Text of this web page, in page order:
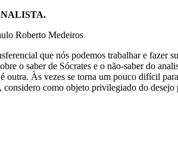
Roberto Medeiros
que nós podemos trabalhar e fazer
o saber de Sócrates e o não-saber do
outra. Às vezes se torna um pouco difícil
como objeto privilegiado do desejo